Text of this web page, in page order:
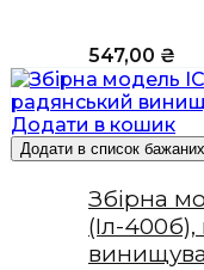
547,00 ₴
Додати в кошик
Додати в список бажаних
Збірна
(Іл-